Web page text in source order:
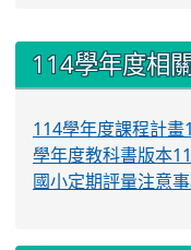
::: 114學年度相
114學年度課程計畫
學年度教科書版本
國小定期評量注意